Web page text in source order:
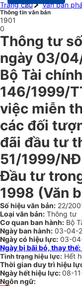
Trang chủ
Văn bản
Thông tin văn bản
1901
0
Thông tư
ngày 03/
Bộ Tài
146/1999/
việc miễn
các đối
đãi đầu tư
51/1999/
Đầu tư
1998 (Văn
Số hiệu văn bản: 22/
Loại văn bản: Thông tư
Cơ quan ban hành: Bộ
Ngày ban hành: 03-04-
Ngày có hiệu lực: 03-
Ngày bị bãi bỏ, thay thế:
Tình trạng hiệu lực: Hết
Thời gian duy trì hiệu
Ngày hết hiệu lực:08-
Ngôn ngữ: